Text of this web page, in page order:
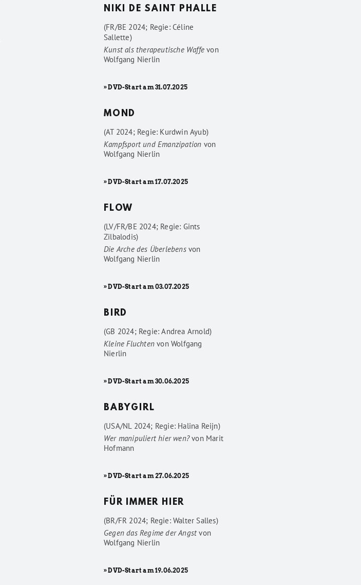
NIKI DE SAINT PHALLE
(FR/BE 2024; Regie: Céline
Sallette)
Kunst als therapeutische Waffevon
Wolfgang Nierlin
» DVD-Start am 31.07.2025
MOND
(AT 2024; Regie: Kurdwin Ayub)
Kampfsport und Emanzipation von
Wolfgang Nierlin
» DVD-Start am 17.07.2025
FLOW
(LV/FR/BE 2024; Regie: Gints
Zilbalodis)
Die Arche des Überlebensvon
Wolfgang Nierlin
» DVD-Start am 03.07.2025
BIRD
(GB 2024; Regie: Andrea Arnold)
Kleine Fluchtenvon Wolfgang
Nierlin
» DVD-Start am 30.06.2025
BABYGIRL
(USA/NL 2024; Regie: Halina Reijn)
Wer manipuliert hier wen?von Marit
Hofmann
» DVD-Start am 27.06.2025
FÜR IMMER HIER
(BR/FR 2024; Regie: Walter Salles)
Gegen das Regime der Angstvon
Wolfgang Nierlin
» DVD-Start am 19.06.2025